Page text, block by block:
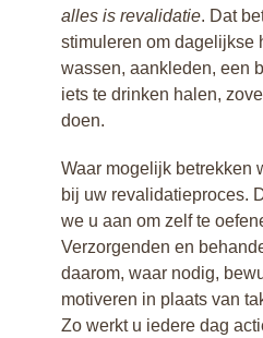
alles is revalidatie. Dat
stimuleren om dagelijkse
wassen, aankleden, een
iets te drinken halen,
doen.
Waar mogelijk betrekken
bij uw revalidatieproces.
we u aan om zelf te
Verzorgenden en
daarom, waar nodig,
motiveren in plaats van
Zo werkt u iedere dag